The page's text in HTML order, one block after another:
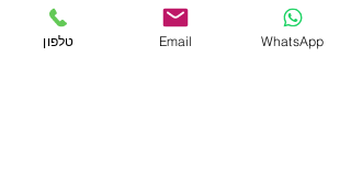
טלפון Email WhatsApp